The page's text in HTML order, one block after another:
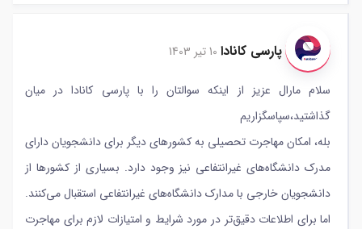
پارسی کانادا 10 تیر 1403
سلام مارال عزیز از اینکه سوالتان را با پارسی کانادا در میان
گذاشتید،سپاسگزاریم
بله، امکان مهاجرت تحصیلی به کشورهای دیگر برای دانشجویان دارای
مدرک دانشگاه‌های غیرانتفاعی نیز وجود دارد. بسیاری از کشورها از
دانشجویان خارجی با مدارک دانشگاه‌های غیرانتفاعی استقبال می‌کنند.
اما برای اطلاعات دقیق‌تر در مورد شرایط و امتیازات لازم برای مهاجرت